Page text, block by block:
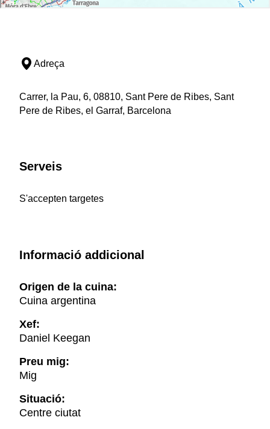
Adreça
Carrer, la Pau, 6, 08810, Sant Pere de Ribes, Sant
Pere de Ribes, el Garraf, Barcelona
Serveis
S'accepten targetes
Informació addicional
Origen de la cuina:
Cuina argentina
Xef:
Daniel Keegan
Preu mig:
Mig
Situació:
Centre ciutat